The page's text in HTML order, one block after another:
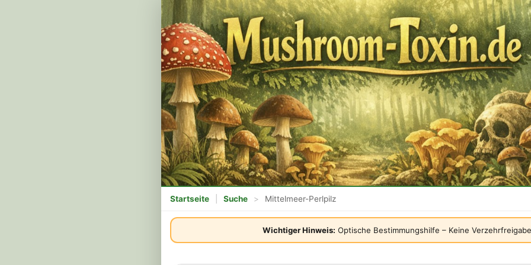
Startseite Suche > Mittelmeer-Perlpilz
Wichtiger Hinweis: Optische Bestimmungshilfe – Keine